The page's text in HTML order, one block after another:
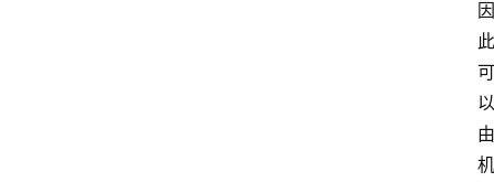
因
此
可
以
由
机